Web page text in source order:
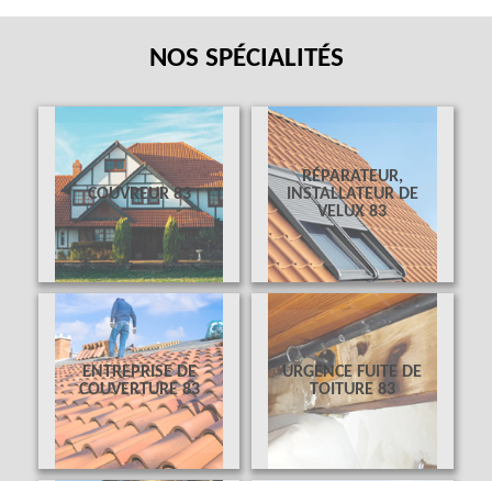
NOS SPÉCIALITÉS
COUVREUR 83
RÉPARATEUR,
INSTALLATEUR DE
VELUX 83
ENTREPRISE DE
COUVERTURE 83
URGENCE FUITE DE
TOITURE 83